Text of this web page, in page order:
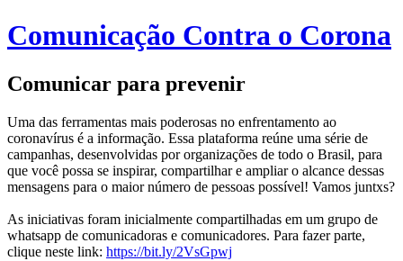
Comunicação Contra o Corona
Comunicar para prevenir
Uma das ferramentas mais poderosas no enfrentamento ao
coronavírus é a informação. Essa plataforma reúne uma série de
campanhas, desenvolvidas por organizações de todo o Brasil, para
que você possa se inspirar, compartilhar e ampliar o alcance dessas
mensagens para o maior número de pessoas possível! Vamos juntxs?
As iniciativas foram inicialmente compartilhadas em um grupo de
whatsapp de comunicadoras e comunicadores. Para fazer parte,
clique neste link: https://bit.ly/2VsGpwj